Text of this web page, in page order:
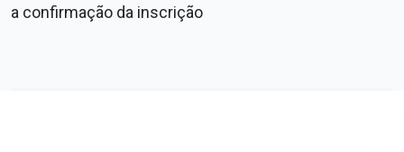
a confirmação da inscrição